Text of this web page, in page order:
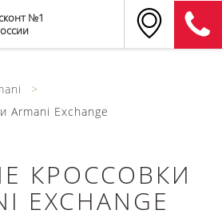
№1
Armani Exchange
КРОССОВКИ
EXCHANGE